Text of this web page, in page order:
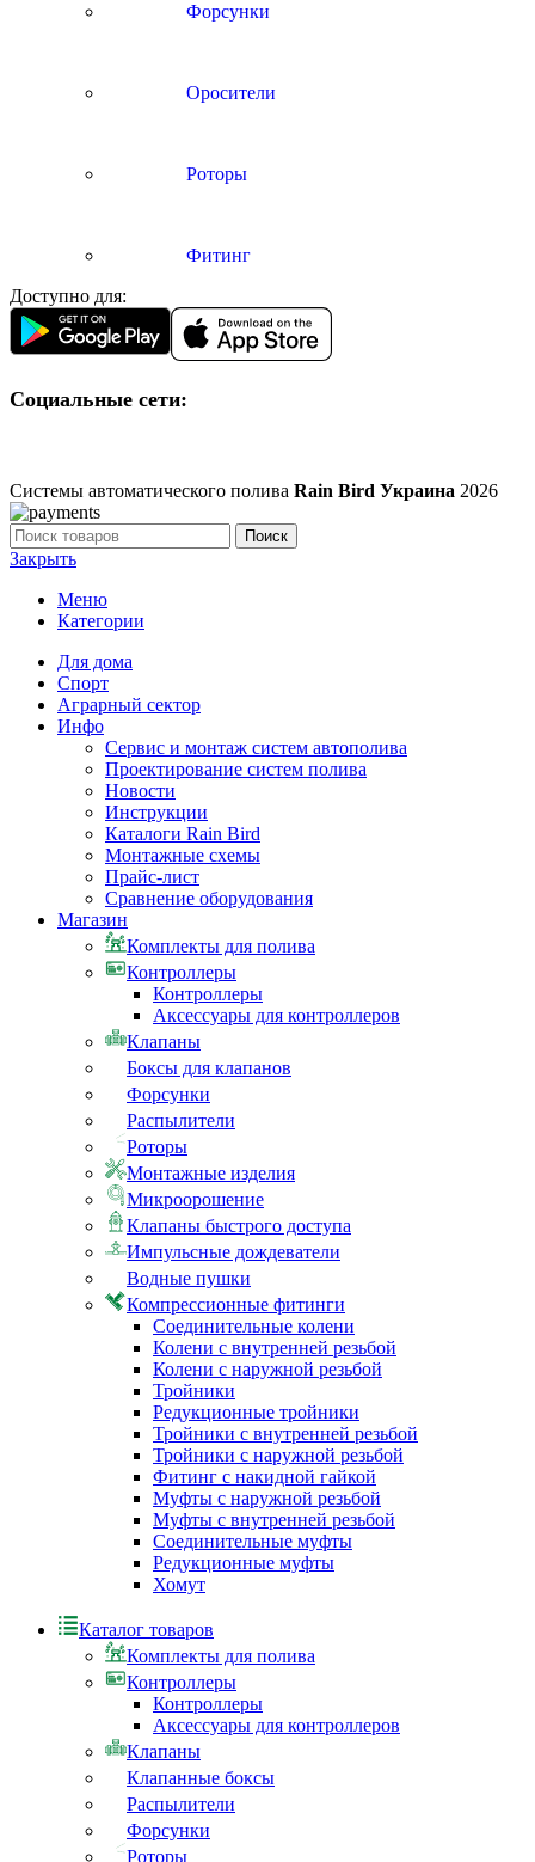
Форсунки
Оросители
Роторы
Фитинг
Доступно для:
Социальные сети:
Системы автоматического полива Rain Bird Украина 2026
Поиск
Закрыть
Меню
Категории
Для дома
Спорт
Аграрный сектор
Инфо
Сервис и монтаж систем автополива
Проектирование систем полива
Новости
Инструкции
Каталоги Rain Bird
Монтажные схемы
Прайс-лист
Сравнение оборудования
Магазин
Комплекты для полива
Контроллеры
Контроллеры
Аксессуары для контроллеров
Клапаны
Боксы для клапанов
Форсунки
Распылители
Роторы
Монтажные изделия
Микроорошение
Клапаны быстрого доступа
Импульсные дождеватели
Водные пушки
Компрессионные фитинги
Соединительные колени
Колени с внутренней резьбой
Колени с наружной резьбой
Тройники
Редукционные тройники
Тройники с внутренней резьбой
Тройники с наружной резьбой
Фитинг с накидной гайкой
Муфты с наружной резьбой
Муфты с внутренней резьбой
Соединительные муфты
Редукционные муфты
Хомут
Каталог товаров
Комплекты для полива
Контроллеры
Контроллеры
Аксессуары для контроллеров
Клапаны
Клапанные боксы
Распылители
Форсунки
Роторы